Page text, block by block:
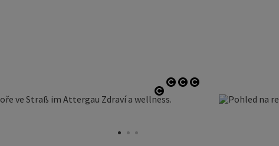
otevřít copyright
otevřít copyright
otevřít copyright
otevřít copyright